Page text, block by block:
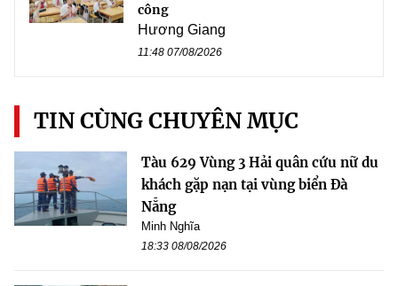
công
Hương Giang
11:48 07/08/2026
TIN CÙNG CHUYÊN MỤC
Tàu 629 Vùng 3 Hải quân cứu nữ du
khách gặp nạn tại vùng biển Đà
Nẵng
Minh Nghĩa
18:33 08/08/2026